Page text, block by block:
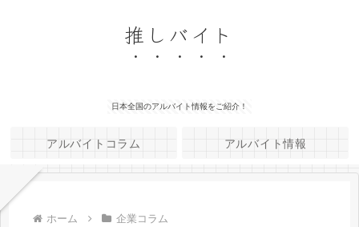
推しバイト
日本全国のアルバイト情報をご紹介！
アルバイトコラム アルバイト情報
ホーム 企業コラム